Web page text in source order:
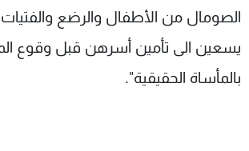
الصومال من الأطفال والرضع والفتيات
يسعين الى تأمين أسرهن قبل وقوع
بالمأساة الحقيقية".